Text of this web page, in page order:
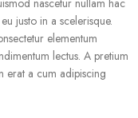
justo in a scelerisque.
elementum
lectus. A pretium
erat a cum adipiscing